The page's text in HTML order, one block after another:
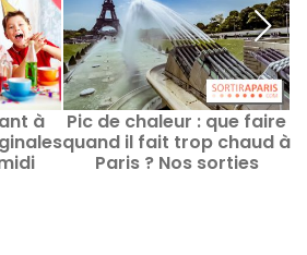
à
Pic de chaleur : que faire
quand il fait trop chaud à
Paris ? Nos sorties